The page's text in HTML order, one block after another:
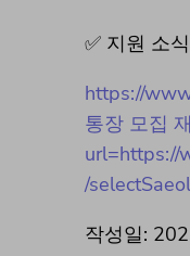
✅ 지원 소
https://
통장 모집
url=https://
/
작성일: